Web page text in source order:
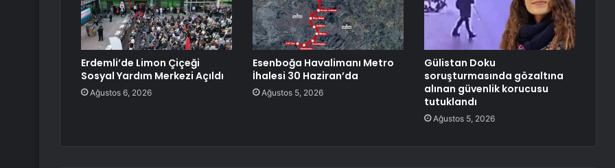
Erdemli’de Limon Çiçeği
Sosyal Yardım Merkezi Açıldı
Ağustos 6, 2026
Esenboğa Havalimanı Metro
İhalesi 30 Haziran’da
Ağustos 5, 2026
Gülistan Doku
soruşturmasında gözaltına
alınan güvenlik korucusu
tutuklandı
Ağustos 5, 2026